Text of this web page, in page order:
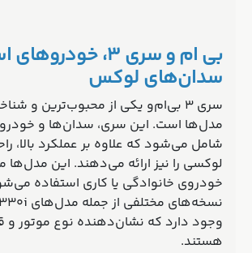
بی ام و سری 3،
سدان‌های لوکس
سری 3 بی‌ام‌و یکی از محبوب‌ترین و
مدل‌ها است. این سری، سدان‌ها و
شامل می‌شود که علاوه بر عملکرد بالا،
لوکسی را نیز ارائه می‌دهند. این مدل‌ها
خودروی خانوادگی یا کاری استفاده
وجود دارد که نشان‌دهنده نوع موتور و
هستند.